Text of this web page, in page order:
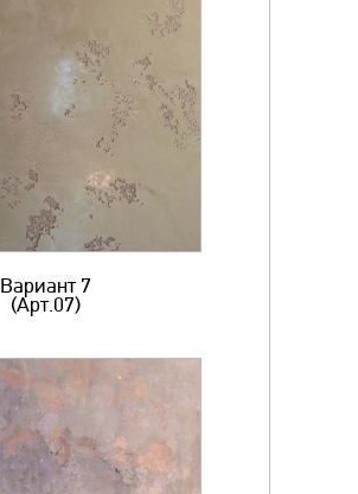
Вариант 7
(Арт.07)